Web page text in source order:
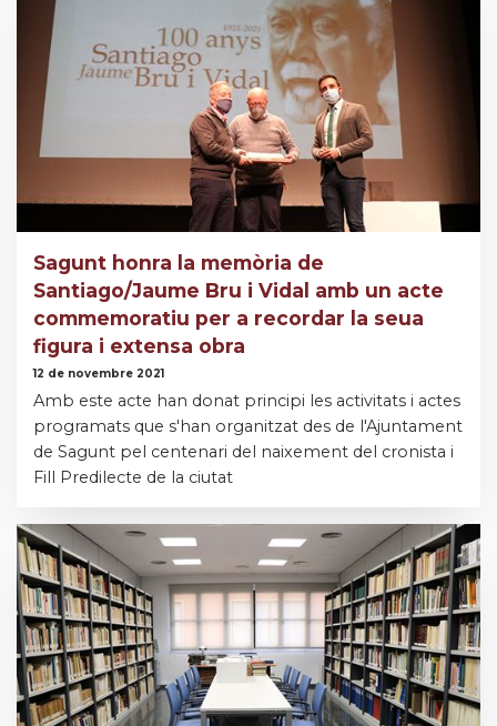
Sagunt honra la memòria de
Santiago/Jaume Bru i Vidal amb un acte
commemoratiu per a recordar la seua
figura i extensa obra
12 de novembre 2021
Amb este acte han donat principi les activitats i actes
programats que s'han organitzat des de l'Ajuntament
de Sagunt pel centenari del naixement del cronista i
Fill Predilecte de la ciutat